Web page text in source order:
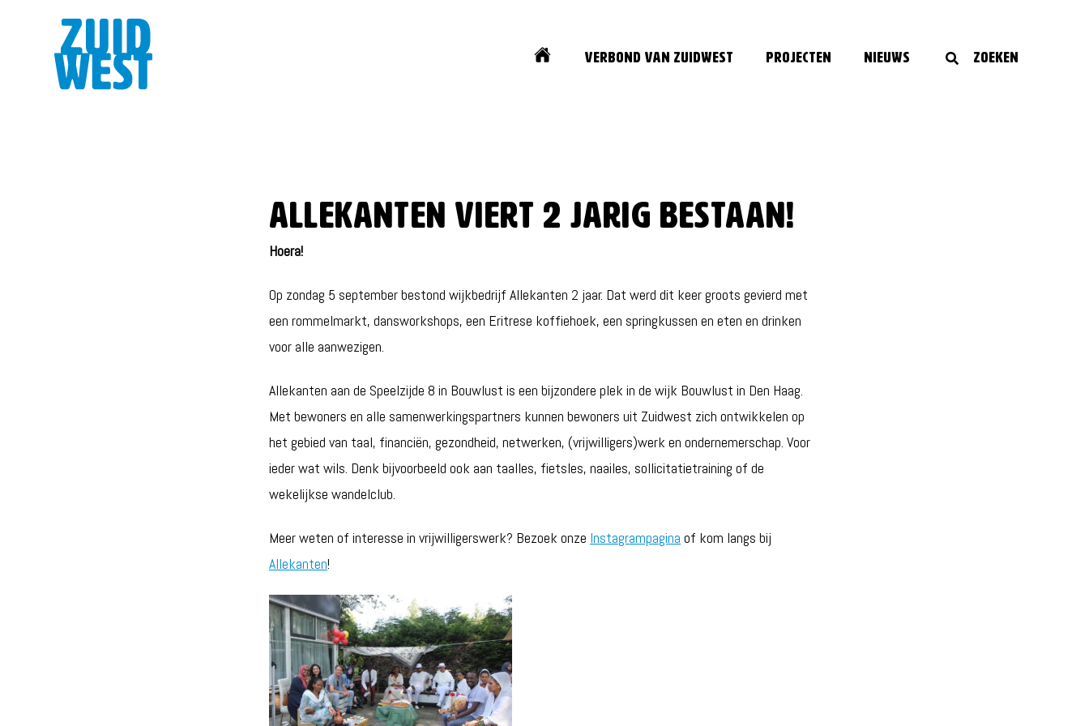
Home Verbond van Zuidwest Projecten Nieuws Zoeken
Allekanten viert 2 jarig bestaan!
Hoera!
Op zondag 5 september bestond wijkbedrijf Allekanten 2 jaar. Dat werd dit keer groots gevierd met
een rommelmarkt, dansworkshops, een Eritrese koffiehoek, een springkussen en eten en drinken
voor alle aanwezigen.
Allekanten aan de Speelzijde 8 in Bouwlust is een bijzondere plek in de wijk Bouwlust in Den Haag.
Met bewoners en alle samenwerkingspartners kunnen bewoners uit Zuidwest zich ontwikkelen op
het gebied van taal, financiën, gezondheid, netwerken, (vrijwilligers)werk en ondernemerschap. Voor
ieder wat wils. Denk bijvoorbeeld ook aan taalles, fietsles, naailes, sollicitatietraining of de
wekelijkse wandelclub.
Meer weten of interesse in vrijwilligerswerk? Bezoek onze Instagrampagina of kom langs bij
Allekanten!